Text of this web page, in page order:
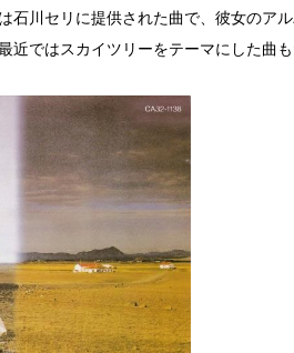
石川セリに提供された曲で、彼女のア
近ではスカイツリーをテーマにした曲